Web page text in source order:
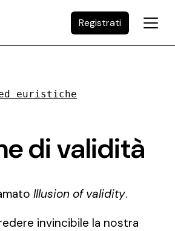
Registrati
euristiche
di validità
Illusion of validity.
invincibile la nostra